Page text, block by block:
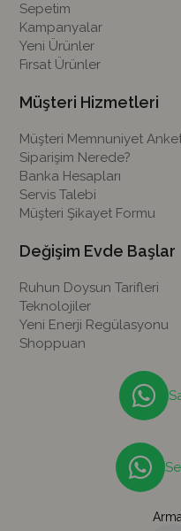
Sepetim
Kampanyalar
Yeni Ürünler
Fırsat Ürünler
Müşteri Hizmetleri
Müşteri Memnuniyet
Siparişim Nerede?
Banka Hesapları
Servis Talebi
Müşteri Şikayet Formu
Değişim Evde Başlar
Ruhun Doysun Tarifleri
Teknolojiler
Yeni Enerji Regülasyonu
Shoppuan